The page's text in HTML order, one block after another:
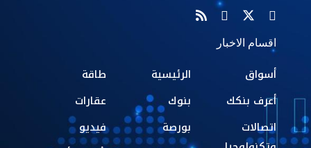
اقسام الاخبار
أسواق
أعرف بنكك
اتصالات
الرئيسية
بنوك
بورصة
طاقة
عقارات
فيديو